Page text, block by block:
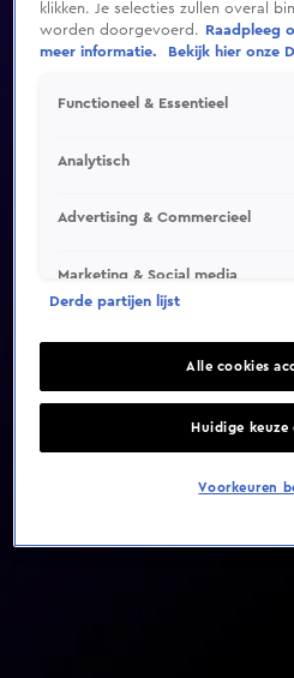
Video helaas
klikken. Je selecties zullen overal
worden doorgevoerd.
Raadpleeg
meer informatie.
Bekijk hier onze
Functioneel & Essentieel
Analytisch
Advertising & Commercieel
Marketing & Social media
Derde partijen lijst
Alle cookies
Huidige keuze
Voorkeuren